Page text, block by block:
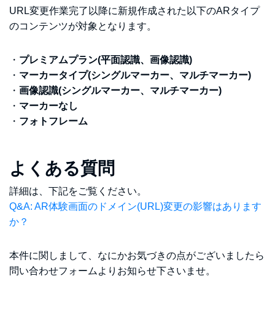
URL変更作業完了以降に新規作成された以下のARタイプ
のコンテンツが対象となります。
・ プレミアムプラン(平面認識、画像認識)
・ マーカータイプ(シングルマーカー、マルチマーカー)
・ 画像認識(シングルマーカー、マルチマーカー)
・ マーカーなし
・ フォトフレーム
よくある質問
詳細は、下記をご覧ください。
Q&A: AR体験画面のドメイン(URL)変更の影響はあります
か？
本件に関しまして、なにかお気づきの点がございましたら
問い合わせフォームよりお知らせ下さいませ。